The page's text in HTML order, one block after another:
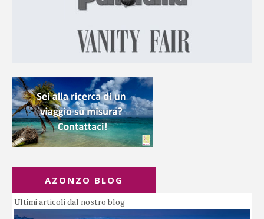
AZONZO BLOG
Ultimi articoli dal nostro blog